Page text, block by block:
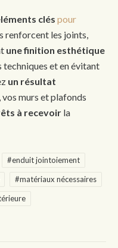
clés pour
renforcent les joints,
une finition esthétique
techniques et en évitant
un résultat
vos murs et plafonds
à recevoir la
#enduit jointoiement
#matériaux nécessaires